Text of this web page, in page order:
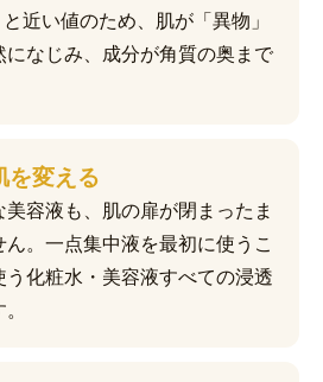
近い値のため、肌が「異物」
になじみ、成分が角質の奥まで
を変える
美容液も、肌の扉が閉まったま
ん。一点集中液を最初に使うこ
う化粧水・美容液すべての浸透